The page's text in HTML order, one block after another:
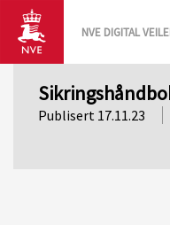
NVE DIGITAL
Publisert 17.11.23